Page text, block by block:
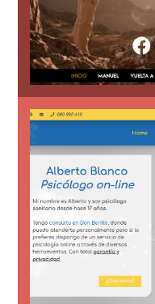
Web para
Diseño de
psicólogo de la
apartado de
sus